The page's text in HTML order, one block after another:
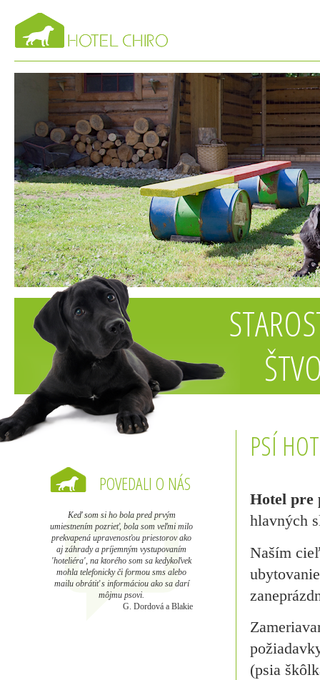
POVEDALI O NÁS
Keď som si ho bola pred prvým
umiestnením pozrieť, bola som veľmi milo
prekvapená upravenosťou priestorov ako
aj záhrady a príjemným vystupovaním
'hoteliéra', na ktorého som sa kedykoľvek
mohla telefonicky či formou sms alebo
mailu obrátiť s informáciou ako sa darí
môjmu psovi.
G. Dordová a Blakie
PSÍ
Hotel pre
hlavných
Naším
(psia